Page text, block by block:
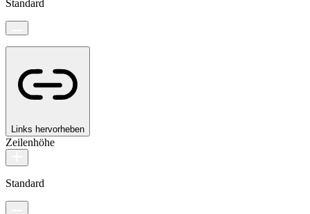
Standard
Links hervorheben
Zeilenhöhe
Standard